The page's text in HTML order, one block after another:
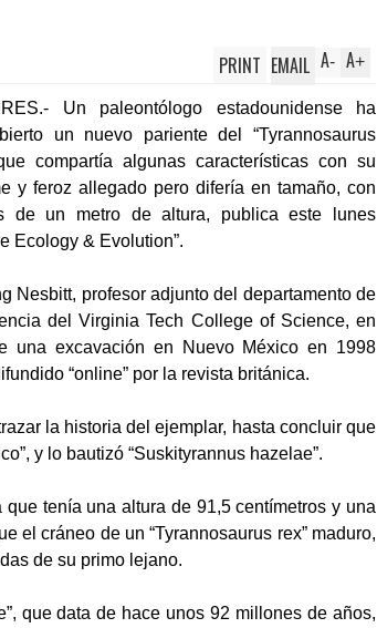
A+
A-
PRINT EMAIL
Un paleontólogo estadounidense ha
un nuevo pariente del “Tyrannosaurus
compartía algunas características con su
y feroz allegado pero difería en tamaño, con
de un metro de altura, publica este lunes
Ecology & Evolution”.
Nesbitt, profesor adjunto del departamento de
del Virginia Tech College of Science, en
una excavación en Nuevo México en 1998
“online” por la revista británica.
la historia del ejemplar, hasta concluir que
y lo bautizó “Suskityrannus hazelae”.
tenía una altura de 91,5 centímetros y una
el cráneo de un “Tyrannosaurus rex” maduro,
de su primo lejano.
que data de hace unos 92 millones de años,